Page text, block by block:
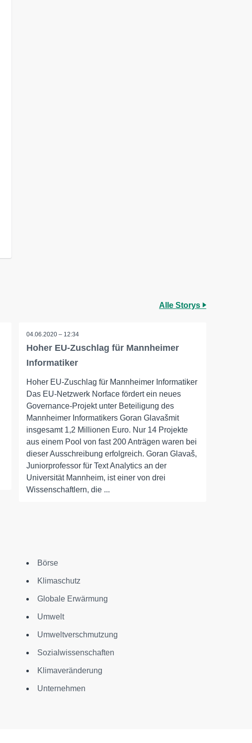
Alle Storys
04.06.2020 – 12:34
Hoher EU-Zuschlag für Mannheimer
Informatiker
Hoher EU-Zuschlag für Mannheimer Informatiker
Das EU-Netzwerk Norface fördert ein neues
Governance-Projekt unter Beteiligung des
Mannheimer Informatikers Goran Glavašmit
insgesamt 1,2 Millionen Euro. Nur 14 Projekte
aus einem Pool von fast 200 Anträgen waren bei
dieser Ausschreibung erfolgreich. Goran Glavaš,
Juniorprofessor für Text Analytics an der
Universität Mannheim, ist einer von drei
Wissenschaftlern, die ...
Börse
Klimaschutz
Globale Erwärmung
Umwelt
Umweltverschmutzung
Sozialwissenschaften
Klimaveränderung
Unternehmen